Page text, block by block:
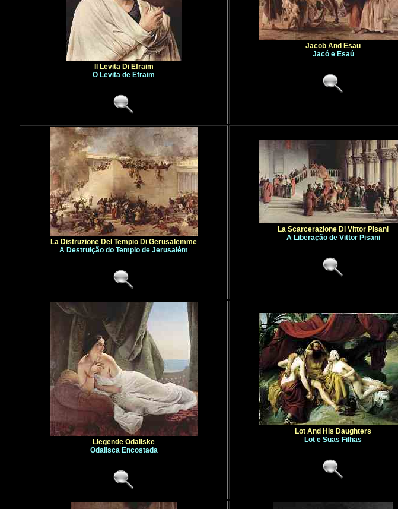
Il Levita Di Efraim
O Levita de Efraim
Jacob And Esau
Jacó e Esaú
La Distruzione Del Tempio Di Gerusalemme
A Destruição do Templo de Jerusalém
La Scarcerazione Di Vittor Pisani
A Liberação de Vittor Pisani
Liegende Odaliske
Odalisca Encostada
Lot And His Daughters
Lot e Suas Filhas